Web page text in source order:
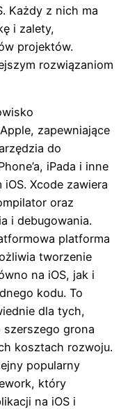
Każdy z nich ma
i zalety,
projektów.
rozwiązaniom
zapewniające
do
iPada i inne
Xcode zawiera
oraz
i debugowania.
platforma
tworzenie
na iOS, jak i
kodu. To
dla tych,
grona
kosztach rozwoju.
popularny
który
na iOS i